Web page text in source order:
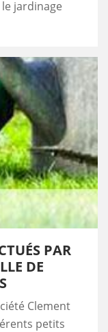
jardinage
PAR
DE
Clement
petits